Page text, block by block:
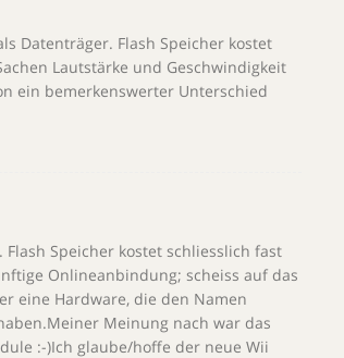
Datenträger. Flash Speicher kostet
Lautstärke und Geschwindigkeit
ein bemerkenswerter Unterschied
Speicher kostet schliesslich fast
Onlineanbindung; scheiss auf das
eine Hardware, die den Namen
Meinung nach war das
:-)Ich glaube/hoffe der neue Wii